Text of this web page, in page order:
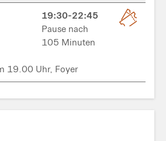
19:30-22:45
Pause nach
105 Minuten
19.00 Uhr, Foyer